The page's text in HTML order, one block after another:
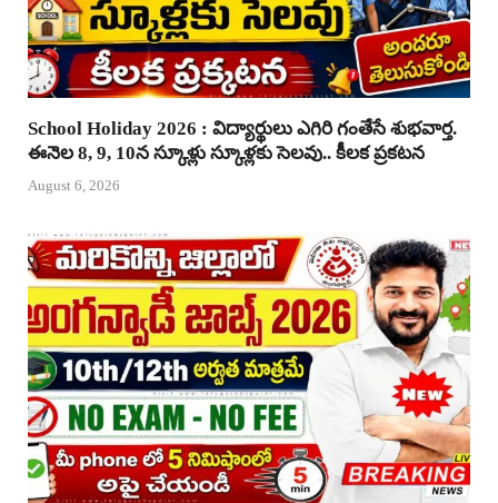
School Holiday 2026 : విద్యార్థులు ఎగిరి గంతేసే శుభవార్త.
ఈనెల 8, 9, 10న స్కూళ్లు స్కూళ్లకు సెలవు.. కీలక ప్రకటన
August 6, 2026